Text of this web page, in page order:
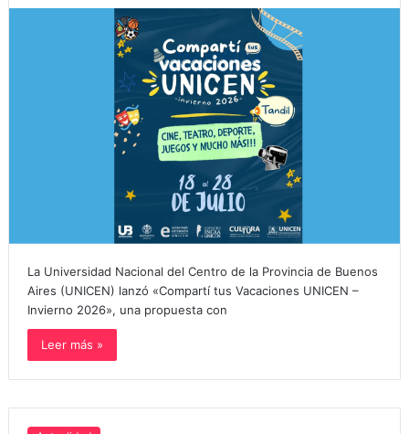
La Universidad Nacional del Centro de la Provincia de Buenos
Aires (UNICEN) lanzó «Compartí tus Vacaciones UNICEN –
Invierno 2026», una propuesta con
Leer más »